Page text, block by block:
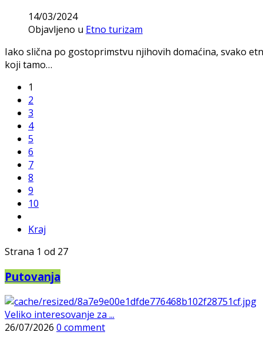
14/03/2024
Objavljeno u Etno turizam
Iako slična po gostoprimstvu njihovih domaćina, svako
koji tamo…
1
2
3
4
5
6
7
8
9
10
Kraj
Strana 1 od 27
Putovanja
Veliko interesovanje za ...
26/07/2026 0 comment